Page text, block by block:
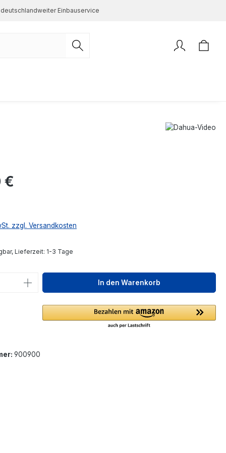
deutschlandweiter Einbauservice
€
zzgl. Versandkosten
Lieferzeit: 1-3 Tage
Gib den gewünschten Wert
In den Warenkorb
900900